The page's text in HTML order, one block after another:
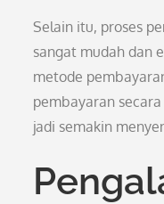
Selain itu, proses
sangat mudah dan
metode
pembayaran
jadi semakin